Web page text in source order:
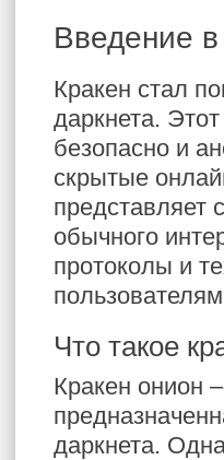
Введение
Кракен стал
даркнета.
безопасно и
скрытые
представляет
обычного
протоколы и
Что такое
Кракен онион
даркнета.